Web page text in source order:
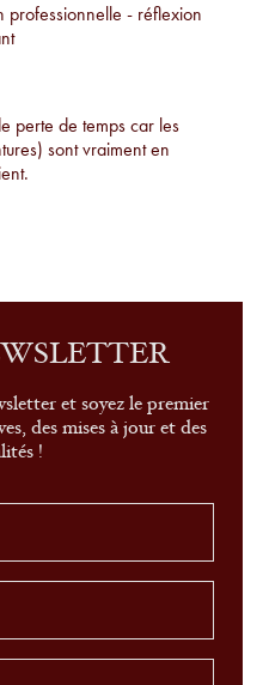
professionnelle - réflexion
perte de temps car les
sont vraiment en
proposition de
de modèles
Jamais connu
et soyez le premier
des mises à jour et des
!